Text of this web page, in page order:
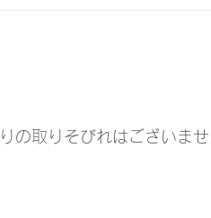
の取りそびれはございま